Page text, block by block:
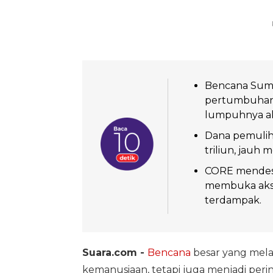
Bencana
lumpuhnya
Dana
triliun, jauh
CORE
membuka
terdampak.
Suara.com - Bencana besar yang
kemanusiaan, tetapi juga menjadi